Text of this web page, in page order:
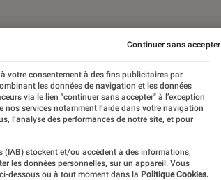
photo et de la
votre consentement à des fins publicitaires par
les données de navigation et les données
via le lien "continuer sans accepter" à l’exception
services notamment l’aide dans votre navigation
l’analyse des performances de notre site, et pour
(IAB) stockent et/ou accèdent à des informations,
les données personnelles, sur un appareil. Vous
dessous ou à tout moment dans la Politique Cookies.
Continuer sans accepter